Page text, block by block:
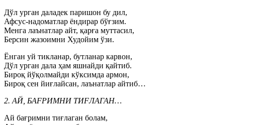
Дўл урган даладек паришон бу дил,
Афсус-надоматлар ёндирар бўғзим.
Менга лаънатлар айт, қарға муттасил,
Берсин жазоимни Худойим ўзи.
Ёнган уй тикланар, бутланар карвон,
Дўл урган дала ҳам яшнайди қайтиб.
Бироқ йўқолмайди кўксимда армон,
Бироқ сен йиғлайсан, лаънатлар айтиб…
2. АЙ, БАFРИМНИ ТИFЛАГАН…
Ай бағримни тиғлаган болам,